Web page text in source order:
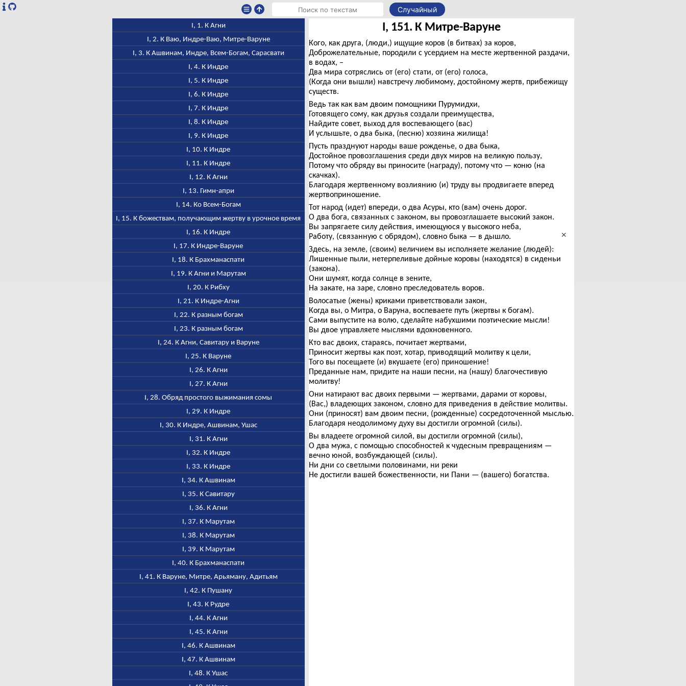
Случайный
I, 1. К Агни
I, 2. К Ваю, Индре-Ваю, Митре-Варуне
I, 3. К Ашвинам, Индре, Всем-Богам, Сарасвати
I, 4. К Индре
I, 5. К Индре
I, 6. К Индре
I, 7. К Индре
I, 8. К Индре
I, 9. К Индре
I, 10. К Индре
I, 11. К Индре
I, 12. К Агни
I, 13. Гимн-апри
I, 14. Ко Всем-Богам
I, 15. К божествам, получающим жертву в урочное время
I, 16. К Индре
I, 17. К Индре-Варуне
I, 18. К Брахманаспати
I, 19. К Агни и Марутам
I, 20. К Рибху
I, 21. К Индре-Агни
I, 22. К разным богам
I, 23. К разным богам
I, 24. К Агни, Савитару и Варуне
I, 25. К Варуне
I, 26. К Агни
I, 27. К Агни
I, 28. Обряд простого выжимания сомы
I, 29. К Индре
I, 30. К Индре, Ашвинам, Ушас
I, 31. К Агни
I, 32. К Индре
I, 33. К Индре
I, 34. К Ашвинам
I, 35. К Савитару
I, 36. К Агни
I, 37. К Марутам
I, 38. К Марутам
I, 39. К Марутам
I, 40. К Брахманаспати
I, 41. К Варуне, Митре, Арьяману, Адитьям
I, 42. К Пушану
I, 43. К Рудре
I, 44. К Агни
I, 45. К Агни
I, 46. К Ашвинам
I, 47. К Ашвинам
I, 48. К Ушас
×
I, 151. К Митре-Варуне
Кого, как друга, (люди,) ищущие коров (в битвах) за коров,
Доброжелательные, породили с усердием на месте жертвенной раздачи,
в водах, –
Два мира сотряслись от (его) стати, от (его) голоса,
(Когда они вышли) навстречу любимому, достойному жертв, прибежищу
существ.
Ведь так как вам двоим помощники Пурумидхи,
Готовящего сому, как друзья создали преимущества,
Найдите совет, выход для воспевающего (вас)
И услышьте, о два быка, (песню) хозяина жилища!
Пусть празднуют народы ваше рожденье, о два быка,
Достойное провозглашения среди двух миров на великую пользу,
Потому что обряду вы приносите (награду), потому что — коню (на
скачках).
Благодаря жертвенному возлиянию (и) труду вы продвигаете вперед
жертвоприношение.
Тот народ (идет) впереди, о два Асуры, кто (вам) очень дорог.
О два бога, связанных с законом, вы провозглашаете высокий закон.
Вы запрягаете силу действия, имеющуюся у высокого неба,
Работу, (связанную с обрядом), словно быка — в дышло.
Здесь, на земле, (своим) величием вы исполняете желание (людей):
Лишенные пыли, нетерпеливые дойные коровы (находятся) в сиденьи
(закона).
Они шумят, когда солнце в зените,
На закате, на заре, словно преследователь воров.
Волосатые (жены) криками приветствовали закон,
Когда вы, о Митра, о Варуна, воспеваете путь (жертвы к богам).
Сами выпустите на волю, сделайте набухшими поэтические мысли!
Вы двое управляете мыслями вдохновенного.
Кто вас двоих, стараясь, почитает жертвами,
Приносит жертвы как поэт, хотар, приводящий молитву к цели,
Того вы посещаете (и) вкушаете (его) приношение!
Преданные нам, придите на наши песни, на (нашу) благочестивую
молитву!
Они натирают вас двоих первыми — жертвами, дарами от коровы,
(Вас,) владеющих законом, словно для приведения в действие молитвы.
Они (приносят) вам двоим песни, (рожденные) сосредоточенной мыслью.
Благодаря неодолимому духу вы достигли огромной (силы).
Вы владеете огромной силой, вы достигли огромной (силы),
О два мужа, с помощью способностей к чудесным превращениям —
вечно юной, возбуждающей (силы).
Ни дни со светлыми половинами, ни реки
Не достигли вашей божественности, ни Пани — (вашего) богатства.